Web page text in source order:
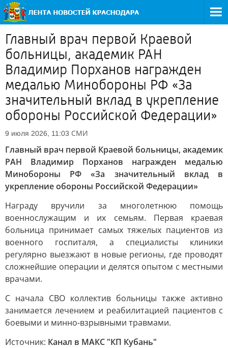
Главный врач первой Краевой
больницы, академик РАН
Владимир Порханов награжден
медалью Минобороны РФ «За
значительный вклад в укрепление
обороны Российской Федерации»
9 июля 2026, 11:03 СМИ
Главный врач первой Краевой больницы, академик
РАН Владимир Порханов награжден медалью
Минобороны РФ «За значительный вклад в
укрепление обороны Российской Федерации»
Награду вручили за многолетнюю помощь
военнослужащим и их семьям. Первая краевая
больница принимает самых тяжелых пациентов из
военного госпиталя, а специалисты клиники
регулярно выезжают в новые регионы, где проводят
сложнейшие операции и делятся опытом с местными
врачами.
С начала СВО коллектив больницы также активно
занимается лечением и реабилитацией пациентов с
боевыми и минно-взрывными травмами.
Источник: Канал в МАКС "КП Кубань"